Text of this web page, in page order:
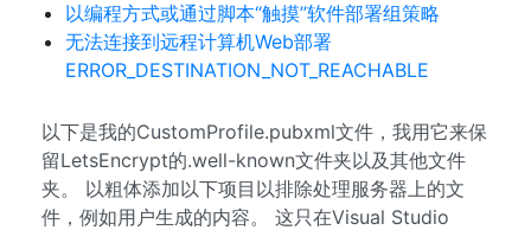
以编程方式或通过脚本“触摸”软件部署组策略
无法连接到远程计算机Web部署
ERROR_DESTINATION_NOT_REACHABLE
以下是我的CustomProfile.pubxml文件，我用它来保
留LetsEncrypt的.well-known文件夹以及其他文件
夹。 以粗体添加以下项目以排除处理服务器上的文
件，例如用户生成的内容。 这只在Visual Studio